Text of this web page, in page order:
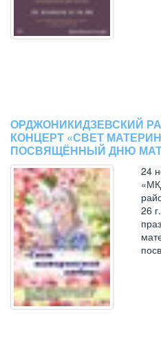
ОРДЖОНИКИДЗЕВСКИЙ
КОНЦЕРТ «СВЕТ
ПОСВЯЩЁННЫЙ ДНЮ
24
26